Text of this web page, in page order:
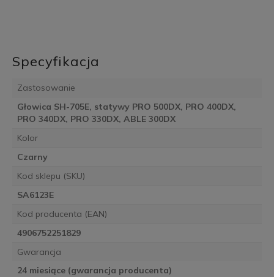
Specyfikacja
Zastosowanie
Głowica SH-705E, statywy PRO 500DX, PRO 400DX,
PRO 340DX, PRO 330DX, ABLE 300DX
Kolor
Czarny
Kod sklepu (SKU)
SA6123E
Kod producenta (EAN)
4906752251829
Gwarancja
24 miesiące (gwarancja producenta)